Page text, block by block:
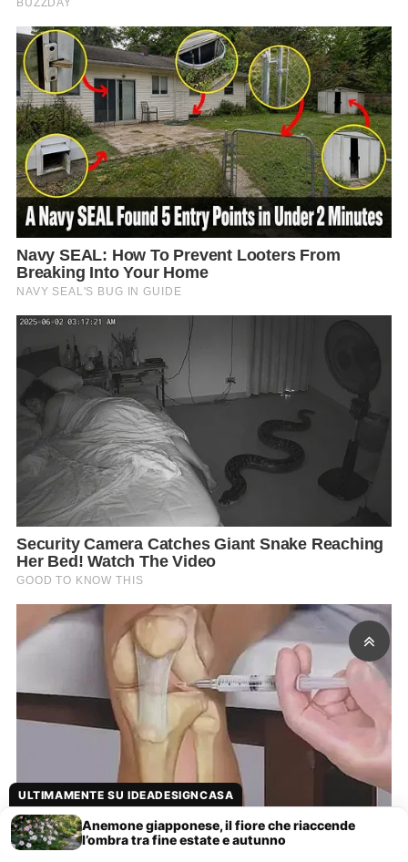
ULTIMAMENTE SU IDEADESIGNCASA
Anemone giapponese, il fiore che riaccende
l’ombra tra fine estate e autunno